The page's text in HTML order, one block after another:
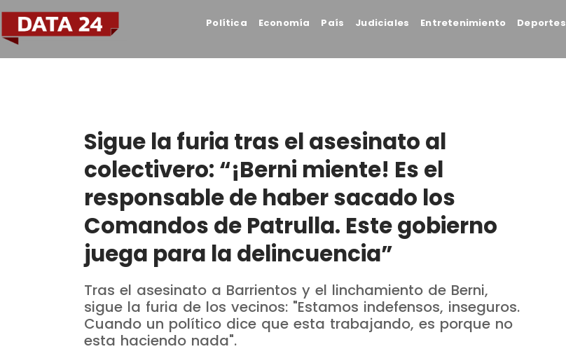
Política Economía País Judiciales Entretenimiento Deportes
Sigue la furia tras el asesinato al
colectivero: “¡Berni miente! Es el
responsable de haber sacado los
Comandos de Patrulla. Este gobierno
juega para la delincuencia”
Tras el asesinato a Barrientos y el linchamiento de Berni,
sigue la furia de los vecinos: "Estamos indefensos, inseguros.
Cuando un político dice que esta trabajando, es porque no
esta haciendo nada".